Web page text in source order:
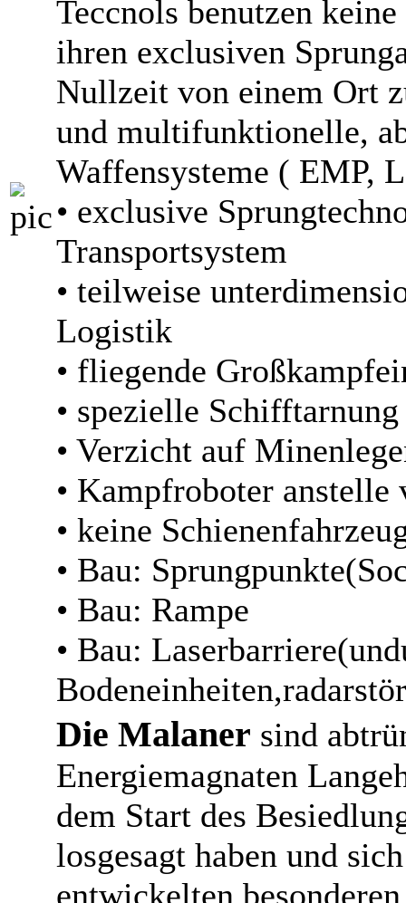
Teccnols benutzen
ihren exclusiven
Nullzeit von einem Ort
und multifunktionelle,
Waffensysteme ( EMP,
• exclusive
Transportsystem
• teilweise
Logistik
• fliegende
• spezielle
• Verzicht auf
• Kampfroboter
• keine
• Bau:
• Bau: Rampe
• Bau:
Die Malaner sind
Energiemagnaten
dem Start des
losgesagt haben und
entwickelten